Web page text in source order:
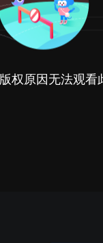
权原因无法观看